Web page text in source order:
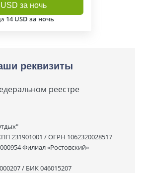
за ночь
14 USD за ночь
реквизиты
реестре
231901001 / ОГРН 1062320028517
Филиал «Ростовский»
/ БИК 046015207